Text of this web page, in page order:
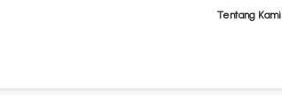
Tentang Kami